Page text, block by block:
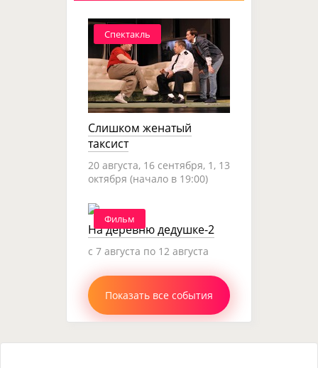
Спектакль
Слишком женатый
таксист
20 августа, 16 сентября, 1, 13
октября (начало в 19:00)
Фильм
На деревню дедушке-2
c 7 августа по 12 августа
Показать все события